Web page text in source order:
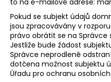
Pokud se subjekt údajů
jsou zpracovávány v
právo obrátit se na Správce
Jestliže bude žádost
Správce neprodleně
dotčena možnost subjektu
Úřadu pro ochranu